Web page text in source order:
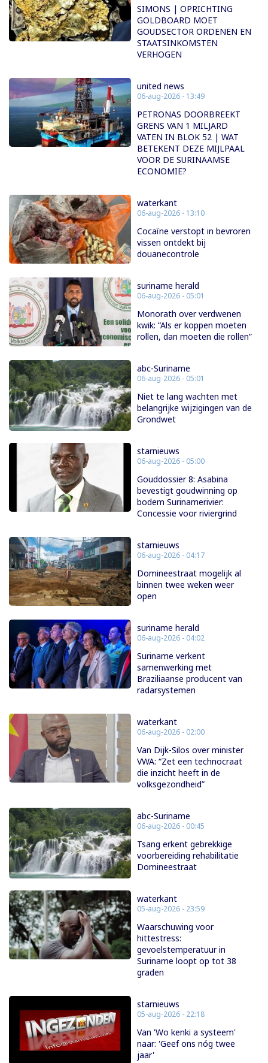
SIMONS | OPRICHTING
GOLDBOARD MOET
GOUDSECTOR ORDENEN EN
STAATSINKOMSTEN
VERHOGEN
united news
06-aug-2026 - 13:49
PETRONAS DOORBREEKT
GRENS VAN 1 MILJARD
VATEN IN BLOK 52 | WAT
BETEKENT DEZE MIJLPAAL
VOOR DE SURINAAMSE
ECONOMIE?
waterkant
06-aug-2026 - 13:10
Cocaïne verstopt in bevroren
vissen ontdekt bij
douanecontrole
suriname herald
06-aug-2026 - 05:01
Monorath over verdwenen
kwik: “Als er koppen moeten
rollen, dan moeten die rollen”
abc-Suriname
06-aug-2026 - 05:01
Niet te lang wachten met
belangrijke wijzigingen van de
Grondwet
starnieuws
06-aug-2026 - 05:00
Gouddossier 8: Asabina
bevestigt goudwinning op
bodem Surinamerivier:
Concessie voor riviergrind
starnieuws
06-aug-2026 - 04:17
Domineestraat mogelijk al
binnen twee weken weer
open
suriname herald
06-aug-2026 - 04:02
Suriname verkent
samenwerking met
Braziliaanse producent van
radarsystemen
waterkant
06-aug-2026 - 02:00
Van Dijk-Silos over minister
VWA: “Zet een technocraat
die inzicht heeft in de
volksgezondheid”
abc-Suriname
06-aug-2026 - 00:45
Tsang erkent gebrekkige
voorbereiding rehabilitatie
Domineestraat
waterkant
05-aug-2026 - 23:59
Waarschuwing voor
hittestress:
gevoelstemperatuur in
Suriname loopt op tot 38
graden
starnieuws
05-aug-2026 - 22:18
Van 'Wo kenki a systeem'
naar: 'Geef ons nóg twee
jaar'